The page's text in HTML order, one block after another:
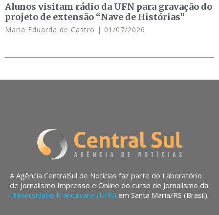
Alunos visitam rádio da UFN para gravação do
projeto de extensão “Nave de Histórias”
Maria Eduarda de Castro 01/07/2026
A Agência CentralSul de Notícias faz parte do Laboratório
de Jornalismo Impresso e Online do curso de Jornalismo da
Universidade Franciscana (UFN) em Santa Maria/RS (Brasil).